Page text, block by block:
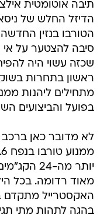
תיבה אוטומטית
הדיזל החלש של
הטורבו בנזין
סיבה להצטער על אי
שכזה עשוי היה
ראשון בתחרות
מתחילים ליהנות
בפועל והביצועים
לא מדובר כאן ברכב
יותר מה-
מאוד רדומה. בכל
האקסטרייל מתקדם
בהגה לתהות מתי